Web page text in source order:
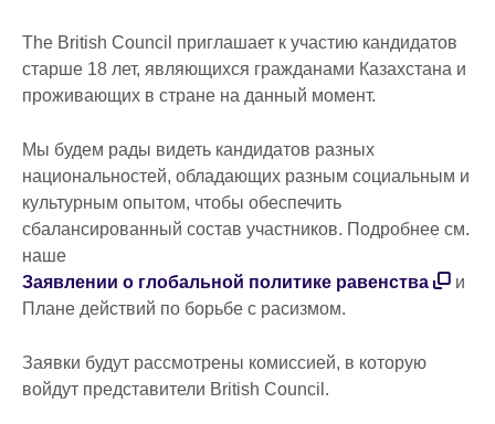
The British Council приглашает к участию кандидатов
старше 18 лет, являющихся гражданами Казахстана и
проживающих в стране на данный момент.
Мы будем рады видеть кандидатов разных
национальностей, обладающих разным социальным и
культурным опытом, чтобы обеспечить
сбалансированный состав участников. Подробнее см.
наше
Заявлении о глобальной политике равенства
и
Плане действий по борьбе с расизмом.
Заявки будут рассмотрены комиссией, в которую
войдут представители British Council.